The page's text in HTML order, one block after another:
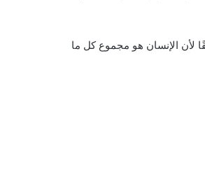
لأن الإنسان هو مجموع كل ما